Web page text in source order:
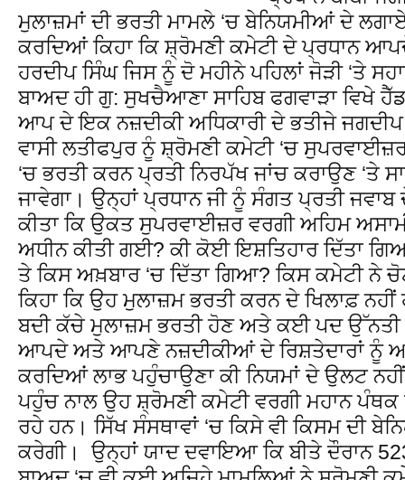
ਮੁਲਾਜ਼ਮਾਂ ਦੀ ਭਰਤੀ ਮਾਮਲੇ ‘ਚ ਬੇਨਿਯਮੀਆਂ ਦੇ
ਕਰਦਿਆਂ ਕਿਹਾ ਕਿ ਸ਼੍ਰੋਮਣੀ ਕਮੇਟੀ ਦੇ ਪ੍ਰਧਾਨ
ਹਰਦੀਪ ਸਿੰਘ ਜਿਸ ਨੂੰ ਦੋ ਮਹੀਨੇ ਪਹਿਲਾਂ ਜੋੜੀ ‘ਤੇ
ਬਾਅਦ ਹੀ ਗੁ: ਸੁਖਚੈਆਣਾ ਸਾਹਿਬ ਫਗਵਾੜਾ ਵਿਖੇ
ਆਪ ਦੇ ਇਕ ਨਜ਼ਦੀਕੀ ਅਧਿਕਾਰੀ ਦੇ ਭਤੀਜੇ
ਵਾਸੀ ਲਤੀਫਪੁਰ ਨੂੰ ਸ਼੍ਰੋਮਣੀ ਕਮੇਟੀ ‘ਚ
‘ਚ ਭਰਤੀ ਕਰਨ ਪ੍ਰਤੀ ਨਿਰਪੱਖ ਜਾਂਚ ਕਰਾਉਣ ‘ਤੇ
ਜਾਵੇਗਾ। ਉਨ੍ਹਾਂ ਪ੍ਰਧਾਨ ਜੀ ਨੂੰ ਸੰਗਤ ਪ੍ਰਤੀ
ਕੀਤਾ ਕਿ ਉਕਤ ਸੁਪਰਵਾਈਜ਼ਰ ਵਰਗੀ ਅਹਿਮ
ਅਧੀਨ ਕੀਤੀ ਗਈ? ਕੀ ਕੋਈ ਇਸ਼ਤਿਹਾਰ ਦਿੱਤਾ
ਤੇ ਕਿਸ ਅਖ਼ਬਾਰ ‘ਚ ਦਿੱਤਾ ਗਿਆ? ਕਿਸ ਕਮੇਟੀ ਨੇ
ਕਿਹਾ ਕਿ ਉਹ ਮੁਲਾਜ਼ਮ ਭਰਤੀ ਕਰਨ ਦੇ ਖਿਲਾਫ਼
ਬਦੀ ਕੱਚੇ ਮੁਲਾਜ਼ਮ ਭਰਤੀ ਹੋਣ ਅਤੇ ਕਈ ਪਦ
ਆਪਦੇ ਅਤੇ ਆਪਣੇ ਨਜ਼ਦੀਕੀਆਂ ਦੇ ਰਿਸ਼ਤੇਦਾਰਾਂ ਨੂੰ
ਕਰਦਿਆਂ ਲਾਭ ਪਹੁੰਚਾਉਣਾ ਕੀ ਨਿਯਮਾਂ ਦੇ ਉਲਟ
ਪਹੁੰਚ ਨਾਲ ਉਹ ਸ਼੍ਰੋਮਣੀ ਕਮੇਟੀ ਵਰਗੀ ਮਹਾਨ ਪੰਥਕ
ਰਹੇ ਹਨ। ਸਿੱਖ ਸੰਸਥਾਵਾਂ ‘ਚ ਕਿਸੇ ਵੀ ਕਿਸਮ ਦੀ
ਕਰੇਗੀ। ਉਨ੍ਹਾਂ ਯਾਦ ਦਵਾਇਆ ਕਿ ਬੀਤੇ ਦੌਰਾਨ